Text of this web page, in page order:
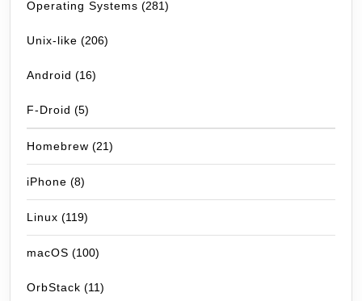
Operating Systems (281)
Unix-like (206)
Android (16)
F-Droid (5)
Homebrew (21)
iPhone (8)
Linux (119)
macOS (100)
OrbStack (11)